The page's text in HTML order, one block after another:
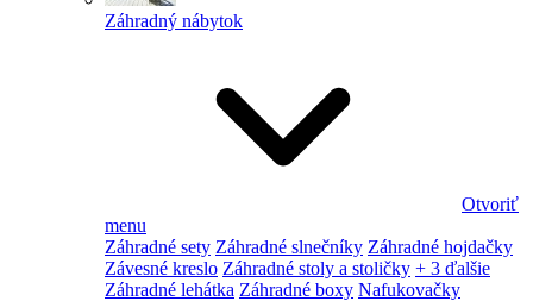
Záhradný nábytok
Otvoriť
menu
Záhradné sety Záhradné slnečníky Záhradné hojdačky
Závesné kreslo Záhradné stoly a stoličky + 3 ďalšie
Záhradné lehátka Záhradné boxy Nafukovačky